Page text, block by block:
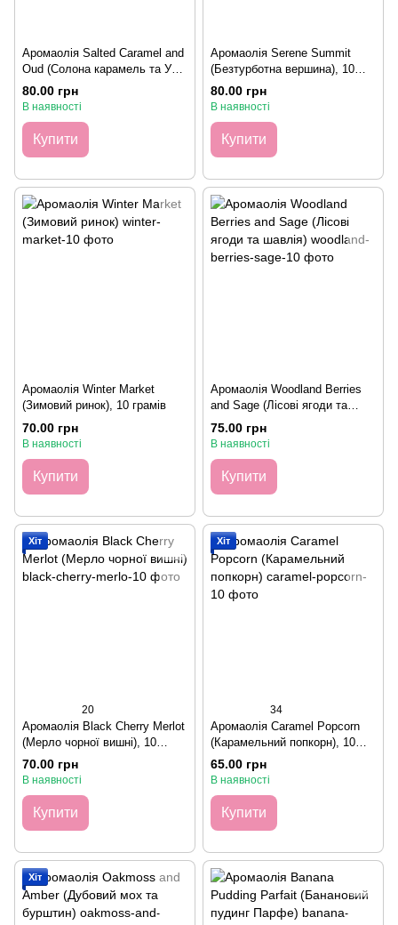
Аромаолія Salted Caramel and
Oud (Солона карамель та Уд),
10 грамів
80.00 грн
В наявності
Купити
Аромаолія Serene Summit
(Безтурботна вершина), 10
грамів
80.00 грн
В наявності
Купити
Аромаолія Winter Market
(Зимовий ринок), 10 грамів
70.00 грн
В наявності
Купити
Аромаолія Woodland Berries
and Sage (Лісові ягоди та
шавлія), 10 грамів
75.00 грн
В наявності
Купити
Хіт
20
Аромаолія Black Cherry Merlot
(Мерло чорної вишні), 10
грамів
70.00 грн
В наявності
Купити
Хіт
34
Аромаолія Caramel Popcorn
(Карамельний попкорн), 10
грамів
65.00 грн
В наявності
Купити
Хіт